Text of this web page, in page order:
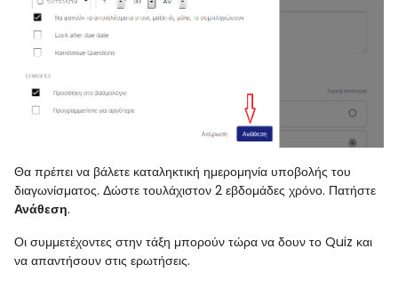
Θα πρέπει να βάλετε καταληκτική ημερομηνία υποβολής του
διαγωνίσματος. Δώστε τουλάχιστον 2 εβδομάδες χρόνο. Πατήστε
Ανάθεση.
Οι συμμετέχοντες στην τάξη μπορούν τώρα να δουν το Quiz και
να απαντήσουν στις ερωτήσεις.